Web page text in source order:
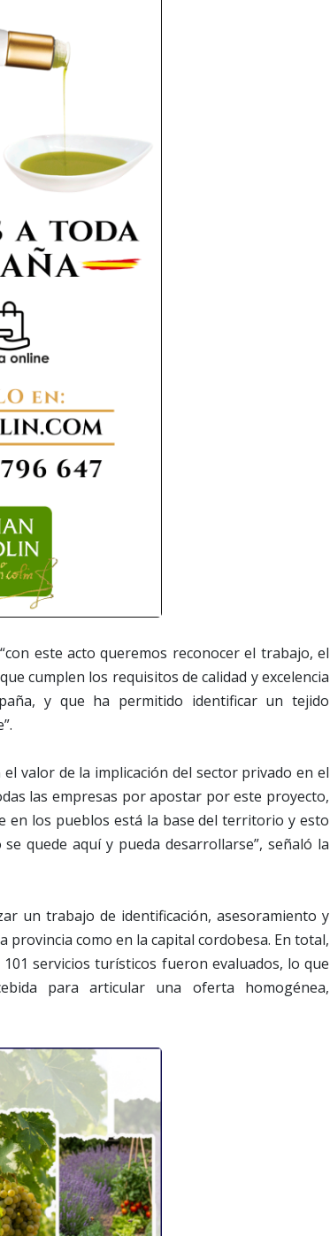
este acto queremos reconocer el trabajo, el
cumplen los requisitos de calidad y excelencia
y que ha permitido identificar un tejido
valor de la implicación del sector privado en el
las empresas por apostar por este proyecto,
en los pueblos está la base del territorio y esto
quede aquí y pueda desarrollarse”, señaló la
un trabajo de identificación, asesoramiento y
como en la capital cordobesa. En total,
servicios turísticos fueron evaluados, lo que
para articular una oferta homogénea,